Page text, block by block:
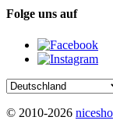
Folge uns auf
© 2010-2026